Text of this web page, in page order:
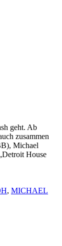
geht. Ab
zusammen
Michael
House
, MICHAEL